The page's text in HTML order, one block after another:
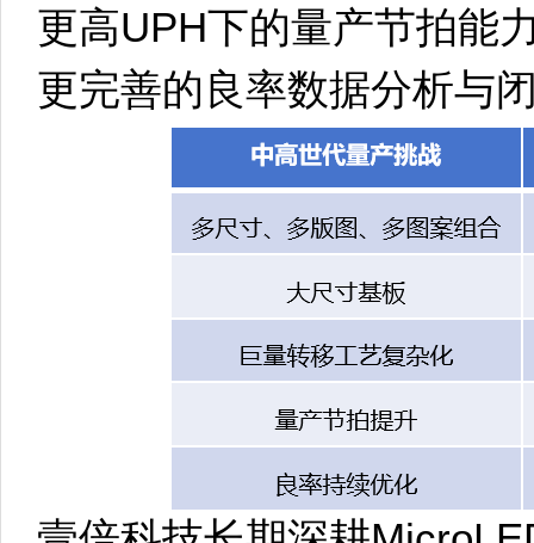
更高UPH下的量产节拍能
更完善的良率数据分析与